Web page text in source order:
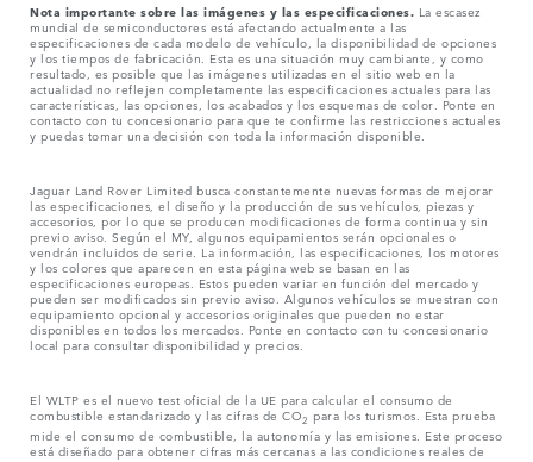
Nota importante sobre las imágenes y las especificaciones. La escasez
mundial de semiconductores está afectando actualmente a las
especificaciones de cada modelo de vehículo, la disponibilidad de opciones
y los tiempos de fabricación. Esta es una situación muy cambiante, y como
resultado, es posible que las imágenes utilizadas en el sitio web en la
actualidad no reflejen completamente las especificaciones actuales para las
características, las opciones, los acabados y los esquemas de color. Ponte en
contacto con tu concesionario para que te confirme las restricciones actuales
y puedas tomar una decisión con toda la información disponible.
Jaguar Land Rover Limited busca constantemente nuevas formas de mejorar
las especificaciones, el diseño y la producción de sus vehículos, piezas y
accesorios, por lo que se producen modificaciones de forma continua y sin
previo aviso. Según el MY, algunos equipamientos serán opcionales o
vendrán incluidos de serie. La información, las especificaciones, los motores
y los colores que aparecen en esta página web se basan en las
especificaciones europeas. Estos pueden variar en función del mercado y
pueden ser modificados sin previo aviso. Algunos vehículos se muestran con
equipamiento opcional y accesorios originales que pueden no estar
disponibles en todos los mercados. Ponte en contacto con tu concesionario
local para consultar disponibilidad y precios.
El WLTP es el nuevo test oficial de la UE para calcular el consumo de
combustible estandarizado y las cifras de CO2 para los turismos. Esta prueba
mide el consumo de combustible, la autonomía y las emisiones. Este proceso
está diseñado para obtener cifras más cercanas a las condiciones reales de